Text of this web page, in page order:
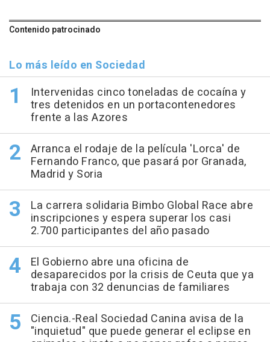
Contenido patrocinado
Lo más leído en Sociedad
Intervenidas cinco toneladas de cocaína y
tres detenidos en un portacontenedores
frente a las Azores
Arranca el rodaje de la película 'Lorca' de
Fernando Franco, que pasará por Granada,
Madrid y Soria
La carrera solidaria Bimbo Global Race abre
inscripciones y espera superar los casi
2.700 participantes del año pasado
El Gobierno abre una oficina de
desaparecidos por la crisis de Ceuta que ya
trabaja con 32 denuncias de familiares
Ciencia.-Real Sociedad Canina avisa de la
"inquietud" que puede generar el eclipse en